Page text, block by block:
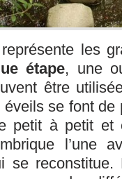
les
étape, une
être
éveils se font
petit à petit et
l’une
se